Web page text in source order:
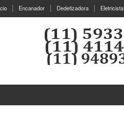
Encanador Dedetizadora Eletricista